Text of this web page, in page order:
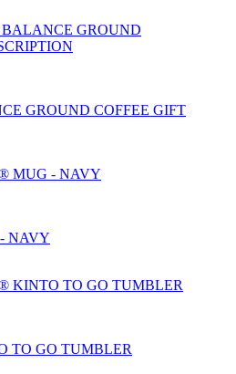
GROUND COFFEE GIFT
NAVY
TO GO TUMBLER